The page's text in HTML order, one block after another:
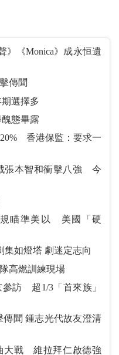
傳聞
資金及存期選擇多
協選舉醜態畢露
香港保監：要求一
張本智和衝擊八強 今
瞄準美以 美國「硬
愛·回家「速遞」十載歡樂 劇集如燈塔 劇迷定志向
高燃訓練現場
參訪 超1/3「首來族」
友澄清
大戰 維拉拜仁啟德強